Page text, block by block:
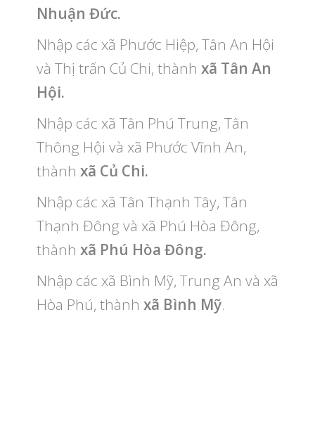
Nhuận Đức.
Nhập các xã Phước Hiệp, Tân An Hội
và Thị trấn Củ Chi, thành xã Tân An
Hội.
Nhập các xã Tân Phú Trung, Tân
Thông Hội và xã Phước Vĩnh An,
thành xã Củ Chi.
Nhập các xã Tân Thạnh Tây, Tân
Thạnh Đông và xã Phú Hòa Đông,
thành xã Phú Hòa Đông.
Nhập các xã Bình Mỹ, Trung An và xã
Hòa Phú, thành xã Bình Mỹ.